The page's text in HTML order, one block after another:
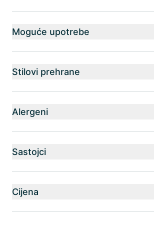
Moguće upotrebe
Stilovi prehrane
Alergeni
Sastojci
Cijena